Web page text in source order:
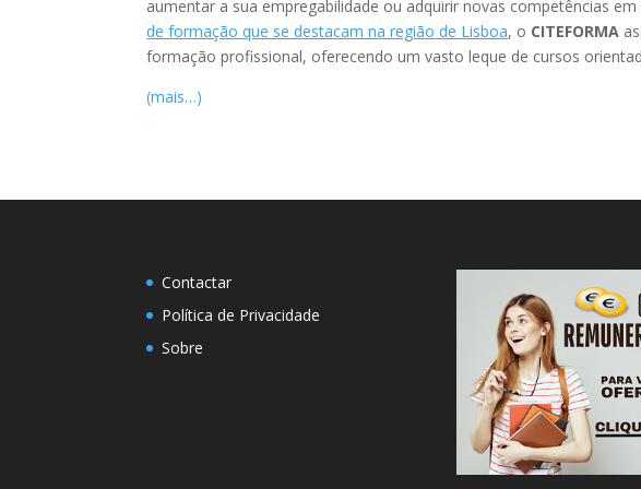
aumentar a sua empregabilidade ou adquirir novas competências
de formação que se destacam na região de Lisboa, o CITEFORMA
formação profissional, oferecendo um vasto leque de cursos
(mais…)
Contactar
Política de Privacidade
Sobre